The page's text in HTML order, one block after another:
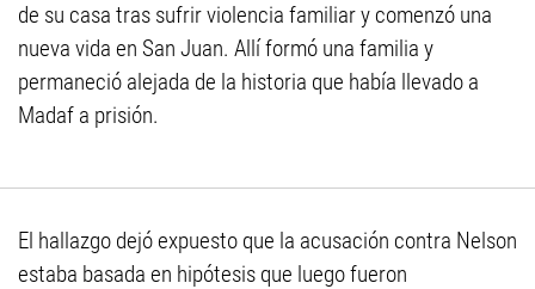
de su casa tras sufrir violencia familiar y comenzó una
nueva vida en San Juan. Allí formó una familia y
permaneció alejada de la historia que había llevado a
Madaf a prisión.
El hallazgo dejó expuesto que la acusación contra Nelson
estaba basada en hipótesis que luego fueron